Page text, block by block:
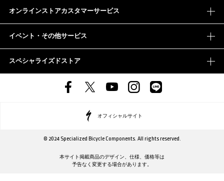
オンラインストアカスタマーサービス
イベント・その他サービス
スペシャライズドストア
オフィシャルサイト
© 2024 Specialized Bicycle Components. All rights reserved.
本サイト掲載商品のデザイン、仕様、価格等は
予告なく変更する場合があります。